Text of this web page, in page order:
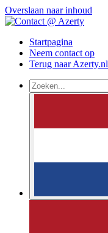
Overslaan naar inhoud
Startpagina
Neem contact op
Terug naar Azerty.nl